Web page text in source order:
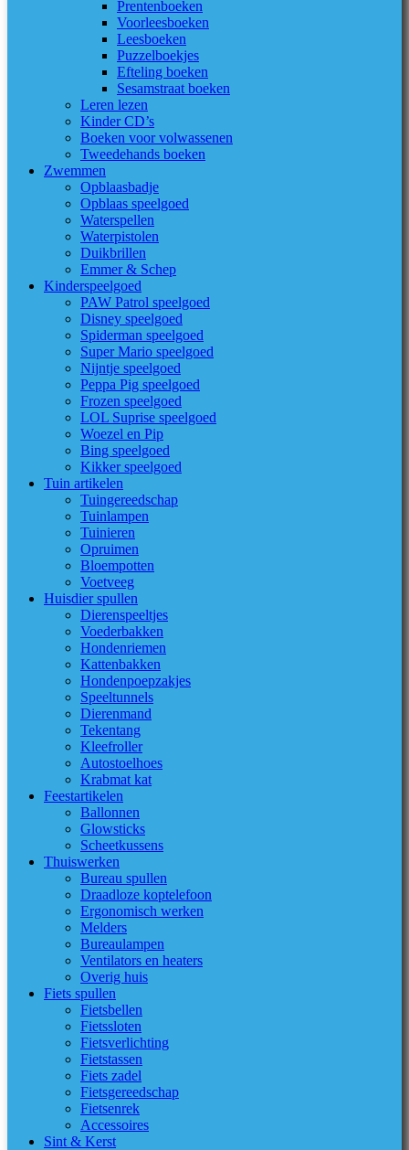
Prentenboeken
Voorleesboeken
Leesboeken
Puzzelboekjes
Efteling boeken
Sesamstraat boeken
Leren lezen
Kinder CD’s
Boeken voor volwassenen
Tweedehands boeken
Zwemmen
Opblaasbadje
Opblaas speelgoed
Waterspellen
Waterpistolen
Duikbrillen
Emmer & Schep
Kinderspeelgoed
PAW Patrol speelgoed
Disney speelgoed
Spiderman speelgoed
Super Mario speelgoed
Nijntje speelgoed
Peppa Pig speelgoed
Frozen speelgoed
LOL Suprise speelgoed
Woezel en Pip
Bing speelgoed
Kikker speelgoed
Tuin artikelen
Tuingereedschap
Tuinlampen
Tuinieren
Opruimen
Bloempotten
Voetveeg
Huisdier spullen
Dierenspeeltjes
Voederbakken
Hondenriemen
Kattenbakken
Hondenpoepzakjes
Speeltunnels
Dierenmand
Tekentang
Kleefroller
Autostoelhoes
Krabmat kat
Feestartikelen
Ballonnen
Glowsticks
Scheetkussens
Thuiswerken
Bureau spullen
Draadloze koptelefoon
Ergonomisch werken
Melders
Bureaulampen
Ventilators en heaters
Overig huis
Fiets spullen
Fietsbellen
Fietssloten
Fietsverlichting
Fietstassen
Fiets zadel
Fietsgereedschap
Fietsenrek
Accessoires
Sint & Kerst